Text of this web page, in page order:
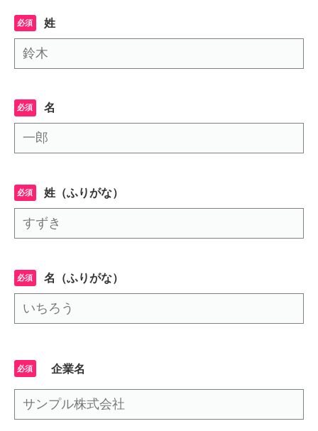
姓
名
姓（ふりがな）
名（ふりがな）
企業名